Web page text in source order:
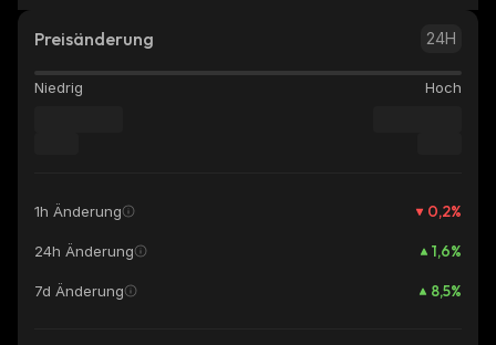
Preisänderung 24H
Niedrig Hoch
1h Änderung 0,2%
24h Änderung 1,6%
7d Änderung 8,5%